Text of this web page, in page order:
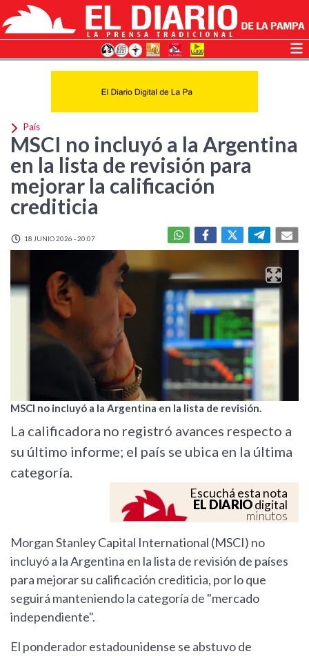
País
MSCI no incluyó a la Argentina
en la lista de revisión para
mejorar la calificación
crediticia
18 JUNIO 2026 - 20:07
MSCI no incluyó a la Argentina en la lista de revisión.
La calificadora no registró avances respecto a
su último informe; el país se ubica en la última
categoría.
Escuchá esta nota
EL DIARIOdigital
minutos
Morgan Stanley Capital International (MSCI) no
incluyó a la Argentina en la lista de revisión de países
para mejorar su calificación crediticia, por lo que
seguirá manteniendo la categoría de "mercado
independiente".
El ponderador estadounidense se abstuvo de